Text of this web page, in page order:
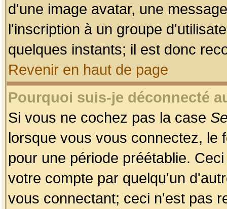
d'une image avatar, une
l'inscription à un groupe
quelques instants; il est donc
Revenir en haut de page
Pourquoi suis-je déconnecté
Si vous ne cochez pas la case
lorsque vous vous connectez, le
pour une période préétablie.
votre compte par quelqu'un
vous connectant; ceci n'est pas